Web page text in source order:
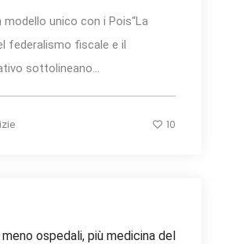
modello unico con i Pois“La
federalismo fiscale e il
sottolineano...
10
meno ospedali, più medicina del